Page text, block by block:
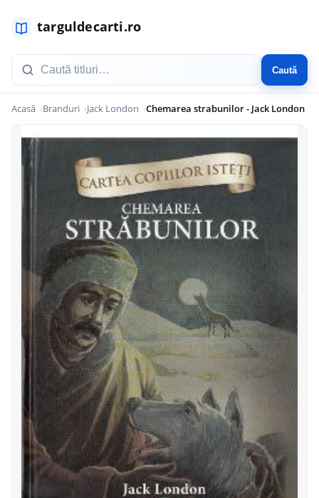
Caută
Acasă Branduri Jack London Chemarea strabunilor - Jack London